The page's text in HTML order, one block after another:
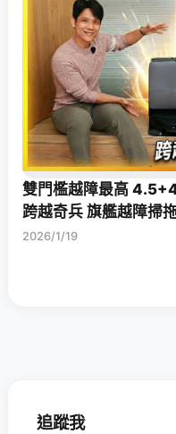
雙門檻越障最高
跨越奇兵 旗艦越障掃
2026/1/19
追蹤我